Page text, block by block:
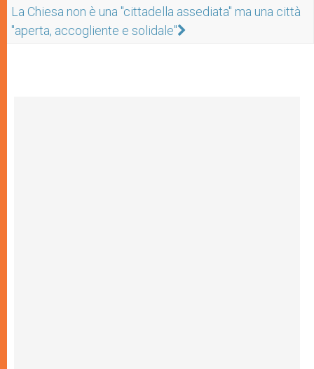
La Chiesa non è una "cittadella assediata" ma una città
"aperta, accogliente e solidale"